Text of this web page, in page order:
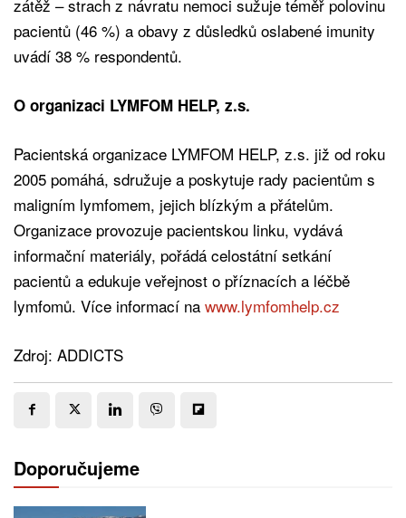
zátěž – strach z návratu nemoci sužuje téměř polovinu
pacientů (46 %) a obavy z důsledků oslabené imunity
uvádí 38 % respondentů.
O organizaci LYMFOM HELP, z.s.
Pacientská organizace LYMFOM HELP, z.s. již od roku
2005 pomáhá, sdružuje a poskytuje rady pacientům s
maligním lymfomem, jejich blízkým a přátelům.
Organizace provozuje pacientskou linku, vydává
informační materiály, pořádá celostátní setkání
pacientů a edukuje veřejnost o příznacích a léčbě
lymfomů. Více informací na www.lymfomhelp.cz
Zdroj: ADDICTS
Doporučujeme